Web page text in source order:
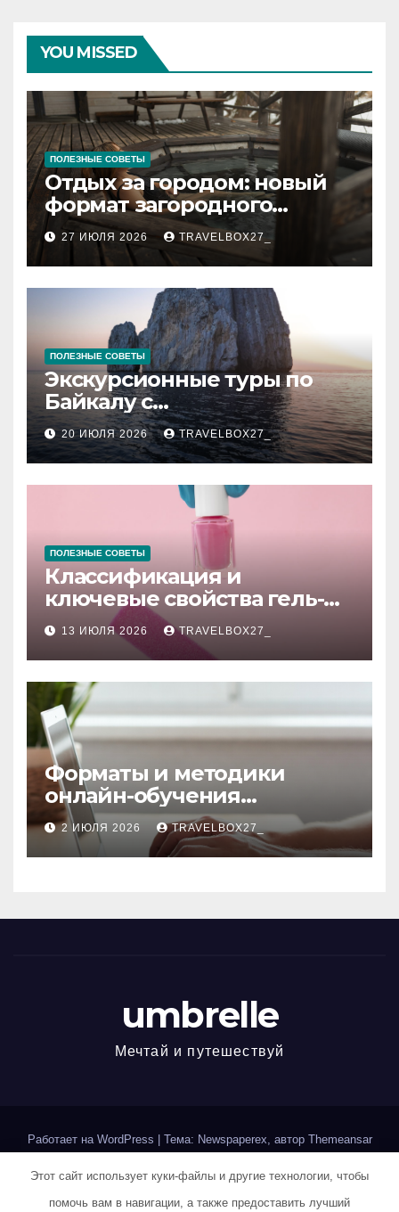
YOU MISSED
ПОЛЕЗНЫЕ СОВЕТЫ
Отдых за городом: новый
формат загородного
релакса
27 ИЮЛЯ 2026 TRAVELBOX27_
ПОЛЕЗНЫЕ СОВЕТЫ
Экскурсионные туры по
Байкалу с
предоставлением техники
в аренду
20 ИЮЛЯ 2026 TRAVELBOX27_
ПОЛЕЗНЫЕ СОВЕТЫ
Классификация и
ключевые свойства гель-
лаков для ногтей
13 ИЮЛЯ 2026 TRAVELBOX27_
Форматы и методики
онлайн-обучения
современным профессиям
2 ИЮЛЯ 2026 TRAVELBOX27_
umbrelle
Мечтай и путешествуй
Работает на WordPress | Тема: Newspaperex, автор Themeansar
Home Sample Page Авторам и правообладателям
Этот сайт использует куки-файлы и другие технологии, чтобы
помочь вам в навигации, а также предоставить лучший